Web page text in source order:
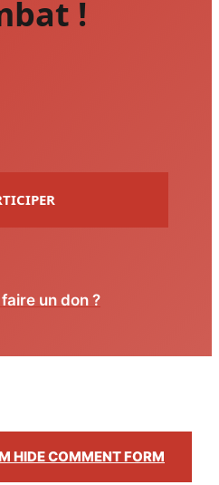
!
un don ?
HIDE COMMENT FORM